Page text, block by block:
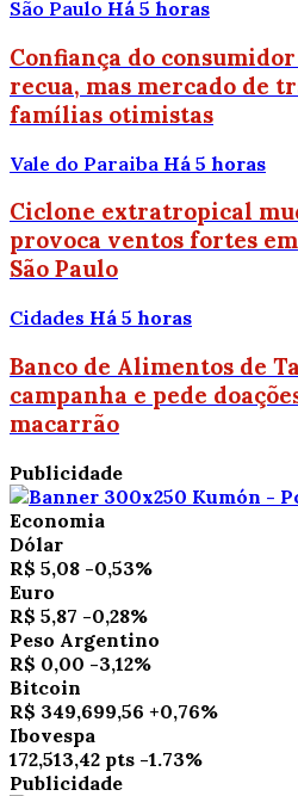
São Paulo Há 5 horas
Confiança do consumidor
recua, mas mercado de
famílias otimistas
Vale do Paraiba Há 5 horas
Ciclone extratropical
provoca ventos fortes
São Paulo
Cidades Há 5 horas
Banco de Alimentos de
campanha e pede
macarrão
Publicidade
Economia
Dólar
R$ 5,08 -0,53%
Euro
R$ 5,87 -0,28%
Peso Argentino
R$ 0,00 -3,12%
Bitcoin
R$ 349,699,56 +0,76%
Ibovespa
172,513,42 pts -1.73%
Publicidade